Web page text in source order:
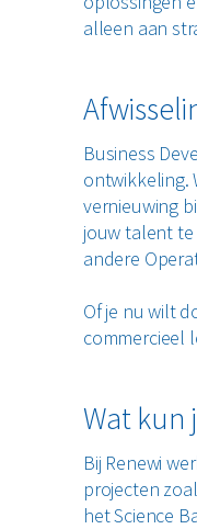
alleen aan
Business
ontwikkeling.
vernieuwing
jouw talent
andere
Of je nu wilt
commercieel
Wat kun
Bij Renewi
projecten
het Science